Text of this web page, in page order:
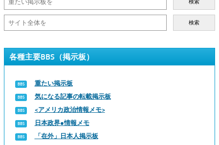
検索
検索
各種主要BBS（掲示板）
重たい掲示板
気になる記事の転載掲示板
<アメリカ政治情報メモ>
日本政界●情報メモ
「在外」日本人掲示板